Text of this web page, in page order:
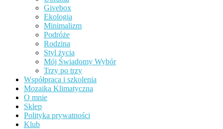
Givebox
Ekologia
Minimalizm
Podróże
Rodzina
Styl życia
Mój Świadomy Wybór
Trzy po trzy
Współpraca i szkolenia
Mozaika Klimatyczna
O mnie
Sklep
Polityka prywatności
Klub